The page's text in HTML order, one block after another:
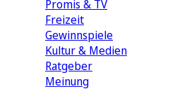
Promis & TV
Freizeit
Gewinnspiele
Kultur & Medien
Ratgeber
Meinung